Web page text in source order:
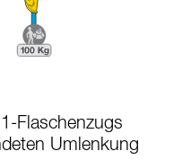
Flaschenzugs
Umlenkung